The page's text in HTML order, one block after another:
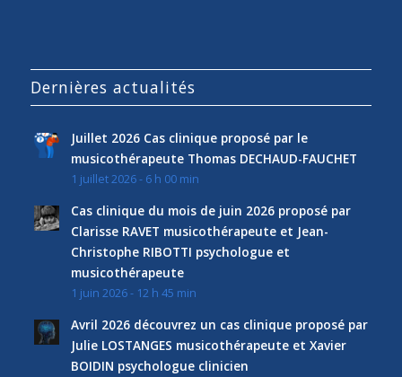
Dernières actualités
Juillet 2026 Cas clinique proposé par le
musicothérapeute Thomas DECHAUD-FAUCHET
1 juillet 2026 - 6 h 00 min
Cas clinique du mois de juin 2026 proposé par
Clarisse RAVET musicothérapeute et Jean-
Christophe RIBOTTI psychologue et
musicothérapeute
1 juin 2026 - 12 h 45 min
Avril 2026 découvrez un cas clinique proposé par
Julie LOSTANGES musicothérapeute et Xavier
BOIDIN psychologue clinicien